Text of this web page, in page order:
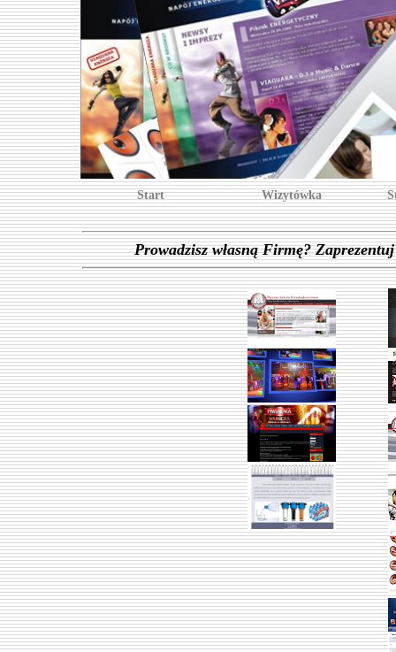
Start Wizytówka
Prowadzisz własną Firmę?